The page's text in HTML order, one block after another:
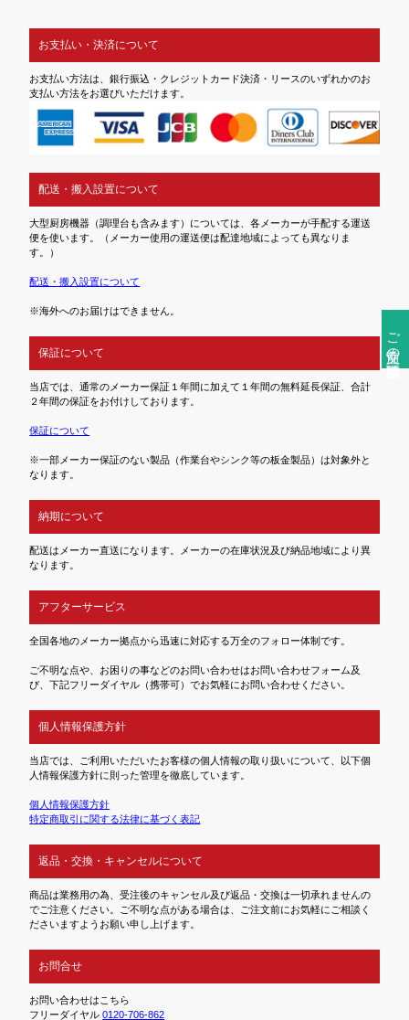
ご注文前の確認事項
お支払い・決済について
お支払い方法は、銀行振込・クレジットカード決済・リースのいずれかのお
支払い方法をお選びいただけます。
配送・搬入設置について
大型厨房機器（調理台も含みます）については、各メーカーが手配する運送
便を使います。（メーカー使用の運送便は配達地域によっても異なりま
す。）
配送・搬入設置について
※海外へのお届けはできません。
保証について
当店では、通常のメーカー保証１年間に加えて１年間の無料延長保証、合計
２年間の保証をお付けしております。
保証について
※一部メーカー保証のない製品（作業台やシンク等の板金製品）は対象外と
なります。
納期について
配送はメーカー直送になります。メーカーの在庫状況及び納品地域により異
なります。
アフターサービス
全国各地のメーカー拠点から迅速に対応する万全のフォロー体制です。
ご不明な点や、お困りの事などのお問い合わせはお問い合わせフォーム及
び、下記フリーダイヤル（携帯可）でお気軽にお問い合わせください。
個人情報保護方針
当店では、ご利用いただいたお客様の個人情報の取り扱いについて、以下個
人情報保護方針に則った管理を徹底しています。
個人情報保護方針
特定商取引に関する法律に基づく表記
返品・交換・キャンセルについて
商品は業務用の為、受注後のキャンセル及び返品・交換は一切承れませんの
でご注意ください。ご不明な点がある場合は、ご注文前にお気軽にご相談く
ださいますようお願い申し上げます。
お問合せ
お問い合わせはこちら
フリーダイヤル0120-706-862